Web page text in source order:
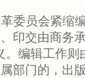
委员会紧缩
印交由商务
。编辑工作则
部门的，出